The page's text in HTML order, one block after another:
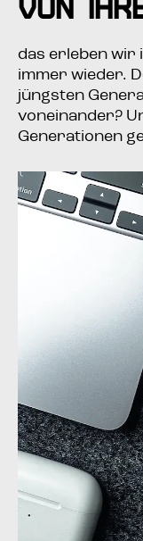
das erle­ben wir
immer wie­der.
jüngs­ten
von­ein­an­der?
Gene­ra­tio­nen